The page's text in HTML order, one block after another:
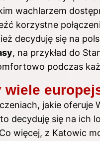
wachlarzem
korzystne
decyduję się na
, na przykład do
podczas
wiele
jakie oferuje
decyduję się na ich
więcej, z Katowic